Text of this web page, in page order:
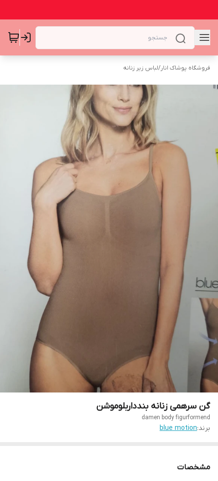
فروشگاه پوشاک انار/لباس زیر زنانه
گن سرهمی زنانه بندداربلوموشن
damen body figurformend
برند:blue motion
مشخصات